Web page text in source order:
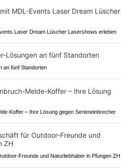
Laser Dream Lüscher Lasershows erleben
an fünf Standorten
Koffer – Ihre Lösung gegen Serieneinbrecher
Freunde und Naturliebhaber in Pfungen ZH